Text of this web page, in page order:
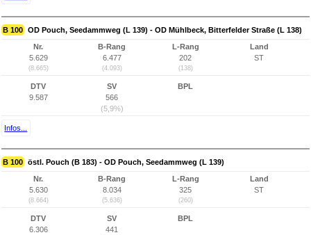
B 100 OD Pouch, Seedammweg (L 139) - OD Mühlbeck, Bitterfelder Straße (L 138)
Nr.
5.629
(8.665)
B-Rang
6.477
(4.093)
L-Rang
202
(138)
Land
ST
DTV
9.587
SV
566
(5,9%)
BPL
Infos...
B 100 östl. Pouch (B 183) - OD Pouch, Seedammweg (L 139)
Nr.
5.630
(8.664)
B-Rang
8.034
(5.636)
L-Rang
325
(260)
Land
ST
DTV
6.306
SV
441
BPL